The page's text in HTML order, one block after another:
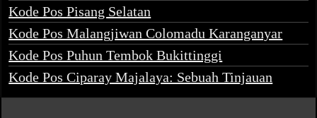
Kode Pos Pisang Selatan
Kode Pos Malangjiwan Colomadu Karanganyar
Kode Pos Puhun Tembok Bukittinggi
Kode Pos Ciparay Majalaya: Sebuah Tinjauan